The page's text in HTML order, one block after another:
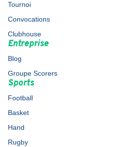
Tournoi
Convocations
Clubhouse
Entreprise
Blog
Groupe Scorers
Sports
Football
Basket
Hand
Rugby